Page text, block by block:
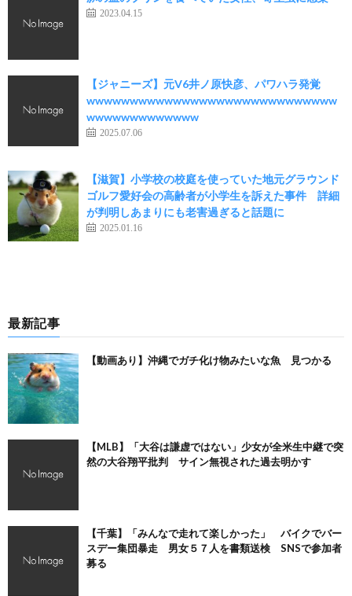
2023.04.15
【ジャニーズ】元V6井ノ原快彦、パワハラ発覚
wwwwwwwwwwwwwwwwwwwwwwwwwwwww
wwwwwwwwwwwww
2025.07.06
【滋賀】小学校の校庭を使っていた地元グラウンド
ゴルフ愛好会の高齢者が小学生を訴えた事件 詳細
が判明しあまりにも老害過ぎると話題に
2025.01.16
最新記事
【動画あり】沖縄でガチ化け物みたいな魚 見つかる
【MLB】「大谷は謙虚ではない」少女が全米生中継で突
然の大谷翔平批判 サイン無視された過去明かす
【千葉】「みんなで走れて楽しかった」 バイクでバー
スデー集団暴走 男女５７人を書類送検 SNSで参加者
募る